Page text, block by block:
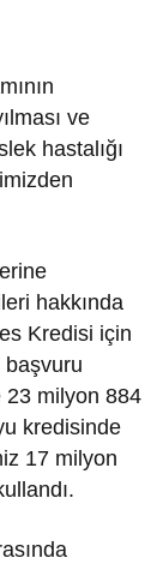
ve
hastalığı
hakkında
Kredisi için
23 milyon 884
kredisinde
17 milyon